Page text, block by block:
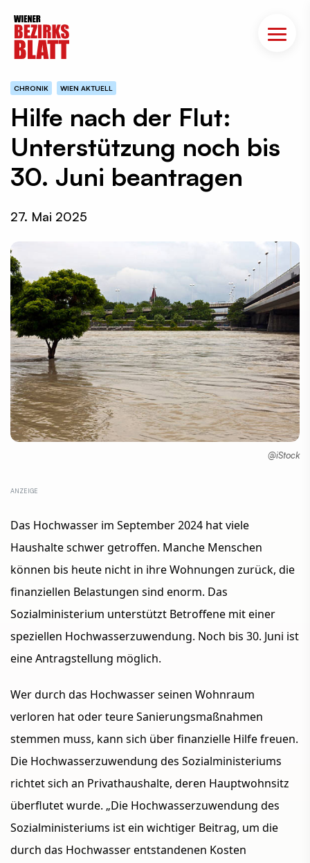
CHRONIK WIEN AKTUELL
Hilfe nach der Flut:
Unterstützung noch bis
30. Juni beantragen
27. Mai 2025
@iStock
Das Hochwasser im September 2024 hat viele
Haushalte schwer getroffen. Manche Menschen
können bis heute nicht in ihre Wohnungen zurück, die
finanziellen Belastungen sind enorm. Das
Sozialministerium unterstützt Betroffene mit einer
speziellen Hochwasserzuwendung. Noch bis 30. Juni ist
eine Antragstellung möglich.
Wer durch das Hochwasser seinen Wohnraum
verloren hat oder teure Sanierungsmaßnahmen
stemmen muss, kann sich über finanzielle Hilfe freuen.
Die Hochwasserzuwendung des Sozialministeriums
richtet sich an Privathaushalte, deren Hauptwohnsitz
überflutet wurde. „Die Hochwasserzuwendung des
Sozialministeriums ist ein wichtiger Beitrag, um die
durch das Hochwasser entstandenen Kosten